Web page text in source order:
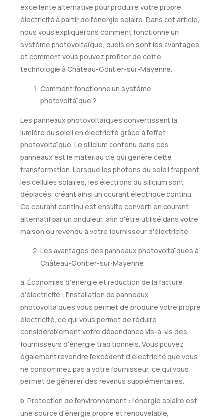
excellente alternative pour produire votre propre
électricité à partir de l'énergie solaire. Dans cet article,
nous vous expliquerons comment fonctionne un
système photovoltaïque, quels en sont les avantages
et comment vous pouvez profiter de cette
technologie à Château-Gontier-sur-Mayenne.
Comment fonctionne un système
photovoltaïque ?
Les panneaux photovoltaïques convertissent la
lumière du soleil en électricité grâce à l'effet
photovoltaïque. Le silicium contenu dans ces
panneaux est le matériau clé qui génère cette
transformation. Lorsque les photons du soleil frappent
les cellules solaires, les électrons du silicium sont
déplacés, créant ainsi un courant électrique continu.
Ce courant continu est ensuite converti en courant
alternatif par un onduleur, afin d'être utilisé dans votre
maison ou revendu à votre fournisseur d'électricité.
Les avantages des panneaux photovoltaïques à
Château-Gontier-sur-Mayenne
a. Économies d'énergie et réduction de la facture
d'électricité : l'installation de panneaux
photovoltaïques vous permet de produire votre propre
électricité, ce qui vous permet de réduire
considérablement votre dépendance vis-à-vis des
fournisseurs d'énergie traditionnels. Vous pouvez
également revendre l'excédent d'électricité que vous
ne consommez pas à votre fournisseur, ce qui vous
permet de générer des revenus supplémentaires.
b. Protection de l'environnement : l'énergie solaire est
une source d'énergie propre et renouvelable,